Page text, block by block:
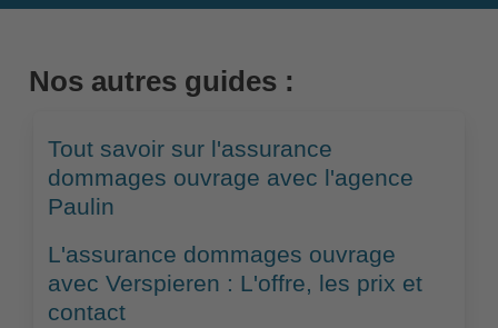
Nos autres guides :
Tout savoir sur l'assurance
dommages ouvrage avec l'agence
Paulin
L'assurance dommages ouvrage
avec Verspieren : L'offre, les prix et
contact